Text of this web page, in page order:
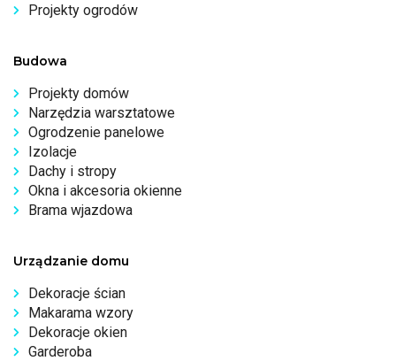
Projekty ogrodów
Budowa
Projekty domów
Narzędzia warsztatowe
Ogrodzenie panelowe
Izolacje
Dachy i stropy
Okna i akcesoria okienne
Brama wjazdowa
Urządzanie domu
Dekoracje ścian
Makarama wzory
Dekoracje okien
Garderoba